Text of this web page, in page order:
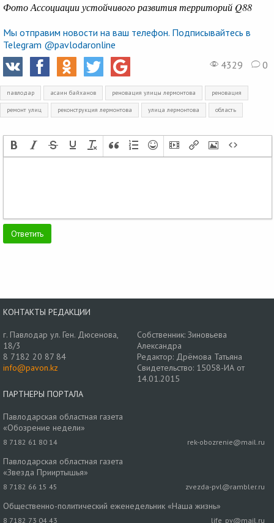
Фото Ассоциации устойчивого развития территорий Q88
Мы отправим новости на ваш телефон. Подписывайтесь в
Telegram @pavlodaronline
4329
0
павлодар асаин байханов реновация улицы лермонтова реновация
ремонт улиц реконструкция лермонтова улица лермонтова область
КОНТАКТЫ РЕДАКЦИИ
г. Павлодар ул. Ген. Дюсенова,
18/3
8 7182 20 87 84
info@pavon.kz
Собственник: Зиновьева
Александра
Редактор: Дрёмова Татьяна
Свидетельство: 15058-ИА от
14.01.2015
ПАРТНЕРЫ ПОРТАЛА
Павлодарская областная газета
«Обозрение недели»
8 7182 61 80 14 rek-obozrenie@mail.ru
Павлодарская областная газета
«Звезда Прииртышья»
8 7182 66 15 45 zvezda-pvl@rambler.ru
Общественно-политический еженедельник «Наша жизнь»
8 7182 73 04 43 life_pv@mail.ru